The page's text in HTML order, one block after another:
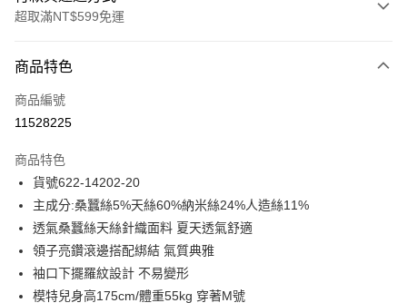
超取滿NT$599免運
信用卡一次付款
信用卡分期付款
合作金庫商業銀行
華南商業銀行
上海商業儲蓄銀行
台北富邦商業銀行
國泰世華商業銀行
兆豐國際商業銀行
臺灣中小企業銀行
匯豐（台灣）商業銀行
聯邦商業銀行
超商取貨付款
LINE Pay
Apple Pay
街口支付
商品特色
商品編號
11528225
商品特色
貨號622-14202-20
主成分:桑蠶絲5%天絲60%納米絲24%人造絲11%
透氣桑蠶絲天絲針織面料 夏天透氣舒適
領子亮鑽滾邊搭配綁結 氣質典雅
袖口下擺羅紋設計 不易變形
模特兒身高175cm/體重55kg 穿著M號